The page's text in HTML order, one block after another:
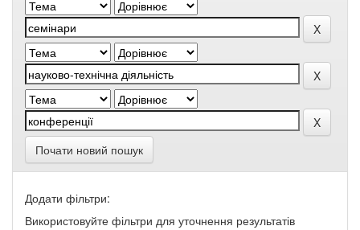
Почати новий пошук
Додати фільтри:
Використовуйте фільтри для уточнення результатів